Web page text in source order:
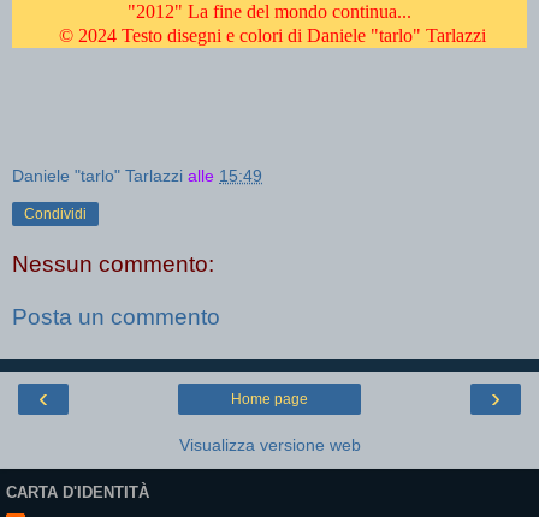
"2012" La fine del mondo continua...
© 2024 Testo disegni e colori di Daniele "tarlo" Tarlazzi
Daniele "tarlo" Tarlazzi alle 15:49
Condividi
Nessun commento:
Posta un commento
‹ ›
Home page
Visualizza versione web
CARTA D'IDENTITÀ